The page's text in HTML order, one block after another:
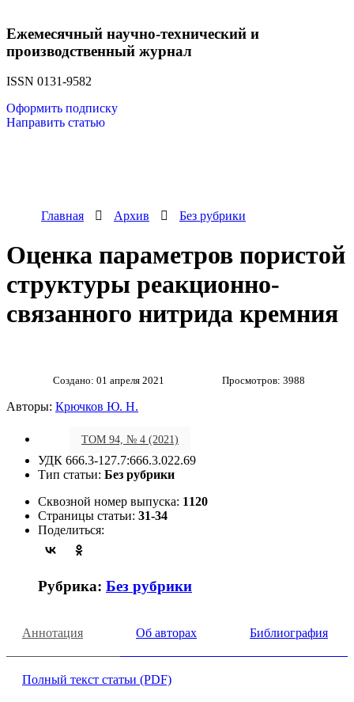
Ежемесячный научно-технический и
производственный журнал
ISSN 0131-9582
Оформить подписку
Направить статью
Главная Архив Без рубрики
Оценка параметров пористой
структуры реакционно-
связанного нитрида кремния
Создано: 01 апреля 2021 Просмотров: 3988
Авторы: Крючков Ю. Н.
ТОМ 94, № 4 (2021)
УДК 666.3-127.7:666.3.022.69
Тип статьи:
Без рубрики
Сквозной номер выпуска: 1120
Страницы статьи: 31-34
Поделиться:
Рубрика: Без рубрики
Аннотация Об авторах Библиография
Полный текст статьи (PDF)